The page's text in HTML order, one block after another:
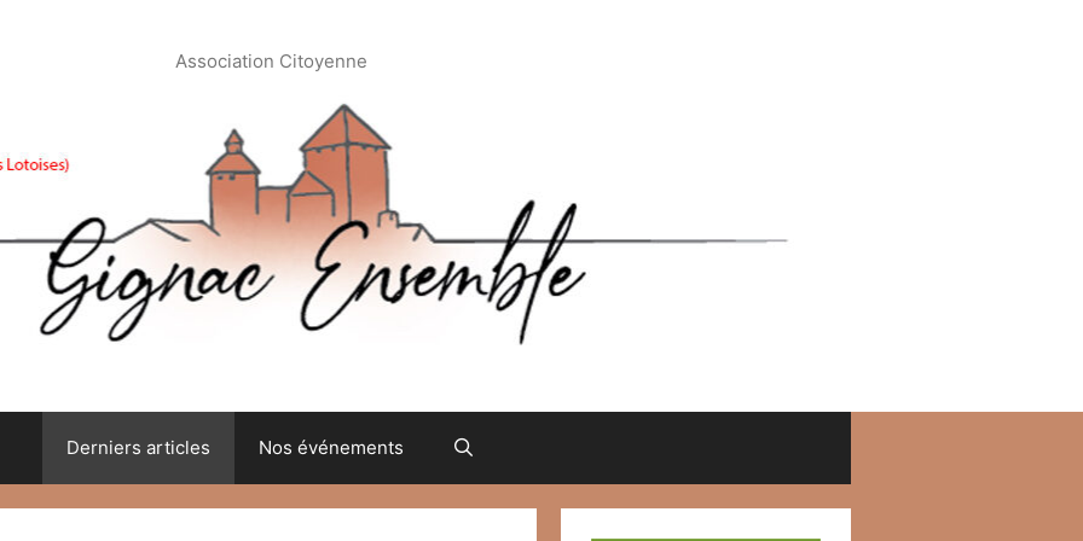
Association Citoyenne
Derniers articles Nos événements